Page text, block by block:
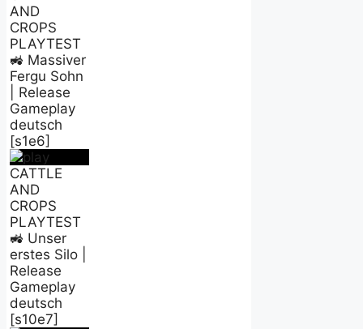
AND
CROPS
PLAYTEST
🚜 Massiver
Fergu Sohn
| Release
Gameplay
deutsch
[s1e6]
CATTLE
AND
CROPS
PLAYTEST
🚜 Unser
erstes Silo |
Release
Gameplay
deutsch
[s10e7]